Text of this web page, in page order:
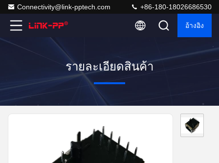
Connectivity@link-pptech.com +86-180-18026686530
อ้างอิง
รายละเอียดสินค้า